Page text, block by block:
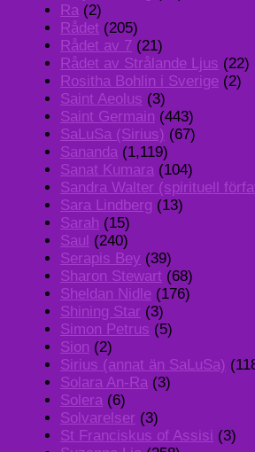
Ra (2)
Rådet (205)
Rådet av 7 (21)
Rådet av Strålande Ljus (22)
Rositha Bohlin i Sverige (2)
Saint Aeolus (3)
Saint Germain (443)
SaLuSa (Sirius) (67)
Sananda (1,119)
Sanat Kumara (104)
Sandra Walter (spirituell
Sara Lindberg (13)
Sarah (15)
Saul (240)
Serapis Bey (39)
Sharon Stewart (68)
Sheldan Nidle (176)
Shining Star (3)
Simon Petrus (5)
Sion (2)
Sirius (annat än SaLuSa)
Solara An-Ra (3)
Solera (6)
Solvarelser (3)
St Franciskus of Assisi (3)